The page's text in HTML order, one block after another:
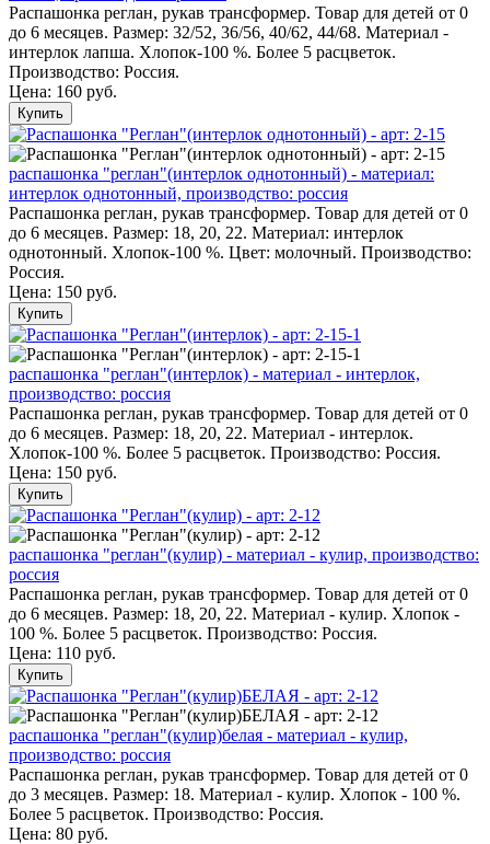
Распашонка реглан, рукав трансформер. Товар для детей от 0
до 6 месяцев. Размер: 32/52, 36/56, 40/62, 44/68. Материал -
интерлок лапша. Хлопок-100 %. Более 5 расцветок.
Производство: Россия.
Цена: 160 руб.
Купить
распашонка "реглан"(интерлок однотонный) - материал:
интерлок однотонный, производство: россия
Распашонка реглан, рукав трансформер. Товар для детей от 0
до 6 месяцев. Размер: 18, 20, 22. Материал: интерлок
однотонный. Хлопок-100 %. Цвет: молочный. Производство:
Россия.
Цена: 150 руб.
Купить
распашонка "реглан"(интерлок) - материал - интерлок,
производство: россия
Распашонка реглан, рукав трансформер. Товар для детей от 0
до 6 месяцев. Размер: 18, 20, 22. Материал - интерлок.
Хлопок-100 %. Более 5 расцветок. Производство: Россия.
Цена: 150 руб.
Купить
распашонка "реглан"(кулир) - материал - кулир, производство:
россия
Распашонка реглан, рукав трансформер. Товар для детей от 0
до 6 месяцев. Размер: 18, 20, 22. Материал - кулир. Хлопок -
100 %. Более 5 расцветок. Производство: Россия.
Цена: 110 руб.
Купить
распашонка "реглан"(кулир)белая - материал - кулир,
производство: россия
Распашонка реглан, рукав трансформер. Товар для детей от 0
до 3 месяцев. Размер: 18. Материал - кулир. Хлопок - 100 %.
Более 5 расцветок. Производство: Россия.
Цена: 80 руб.